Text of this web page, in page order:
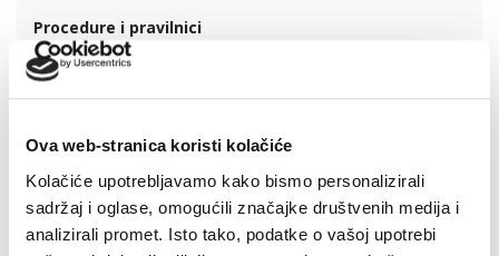
Ova web-stranica koristi kolačiće
Kolačiće upotrebljavamo kako bismo personalizirali
sadržaj i oglase, omogućili značajke društvenih medija i
analizirali promet. Isto tako, podatke o vašoj upotrebi
Procedure i pravilnici
Zadnje vijesti